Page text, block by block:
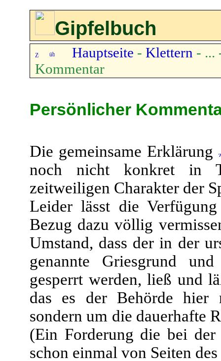
Gipfelbuch
Hauptseite - Klettern - ...
Kommentar
Persönlicher
Die gemeinsame Erklärung
noch nicht konkret in
zeitweiligen Charakter der
Leider lässt die
Bezug dazu völlig
Umstand, dass der in der
genannte Griesgrund
gesperrt werden, ließ und
das es der Behörde hier
sondern um die dauerhafte
(Ein Forderung die bei der
schon einmal von Seiten